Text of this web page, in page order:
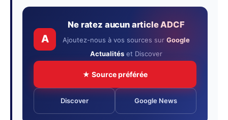
A
Ne ratez aucun article ADCF
Ajoutez-nous à vos sources sur Google
Actualités et Discover
★ Source préférée
Discover Google News